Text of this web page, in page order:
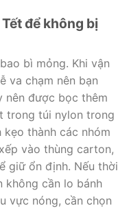
để không bị
bì mỏng. Khi vận
va chạm nên bạn
nên được bọc thêm
trong túi nylon trong
kẹo thành các nhóm
vào thùng carton,
giữ ổn định. Nếu thời
không cần lo bánh
vực nóng, cần chọn